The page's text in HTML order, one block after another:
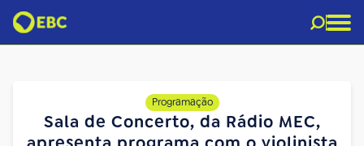
Programação
Sala de Concerto, da Rádio MEC,